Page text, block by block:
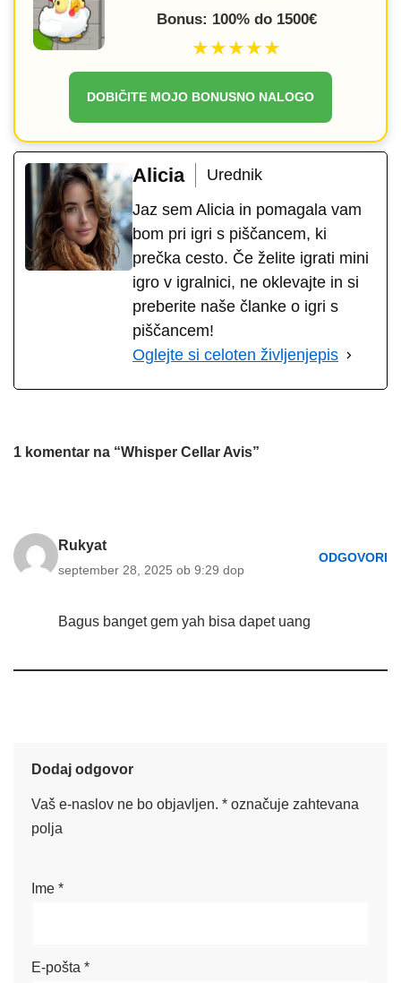
Bonus: 100% do 1500€
★★★★★
DOBIČITE MOJO BONUSNO NALOGO
Alicia
Urednik
Jaz sem Alicia in pomagala vam
bom pri igri s piščancem, ki
prečka cesto. Če želite igrati mini
igro v igralnici, ne oklevajte in si
preberite naše članke o igri s
piščancem!
Oglejte si celoten življenjepis
1 komentar na “Whisper Cellar Avis”
Rukyat
september 28, 2025 ob 9:29 dop
ODGOVORI
Bagus banget gem yah bisa dapet uang
Dodaj odgovor
Vaš e-naslov ne bo objavljen. * označuje zahtevana
polja
Ime *
E-pošta *